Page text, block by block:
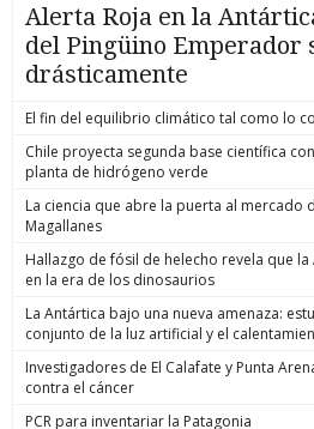
Alerta Roja en la
del Pingüino Emperador
drásticamente
El fin del equilibrio climático tal como lo
Chile proyecta segunda base científica
planta de hidrógeno verde
La ciencia que abre la puerta al mercado
Magallanes
Hallazgo de fósil de helecho revela que
en la era de los dinosaurios
La Antártica bajo una nueva amenaza:
conjunto de la luz artificial y el
Investigadores de El Calafate y Punta
contra el cáncer
PCR para inventariar la Patagonia